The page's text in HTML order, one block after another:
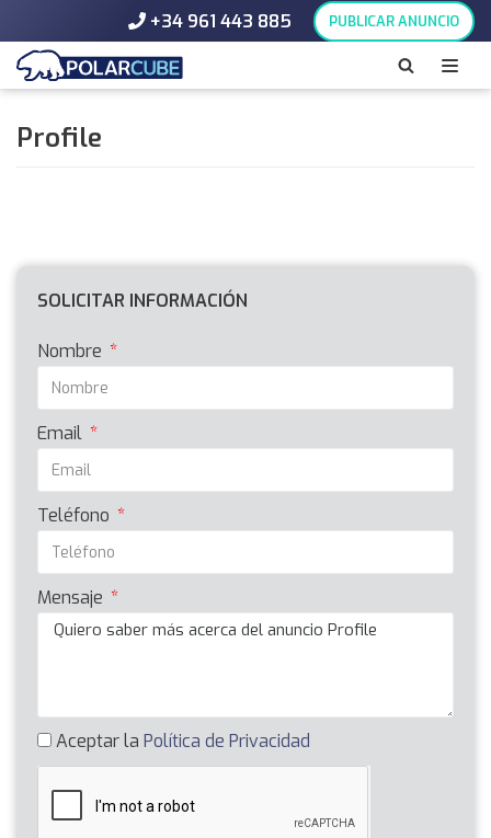
al
contenido
+34 961 443 885 PUBLICAR ANUNCIO
Profile
SOLICITAR INFORMACIÓN
Nombre
Email
Teléfono
Mensaje
Aceptar la Política de Privacidad